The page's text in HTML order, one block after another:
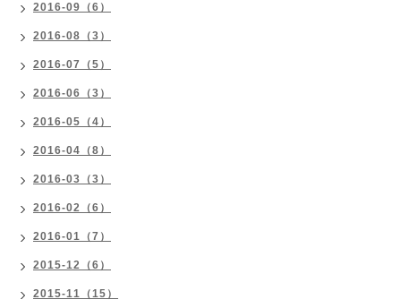
2016-09（6）
2016-08（3）
2016-07（5）
2016-06（3）
2016-05（4）
2016-04（8）
2016-03（3）
2016-02（6）
2016-01（7）
2015-12（6）
2015-11（15）